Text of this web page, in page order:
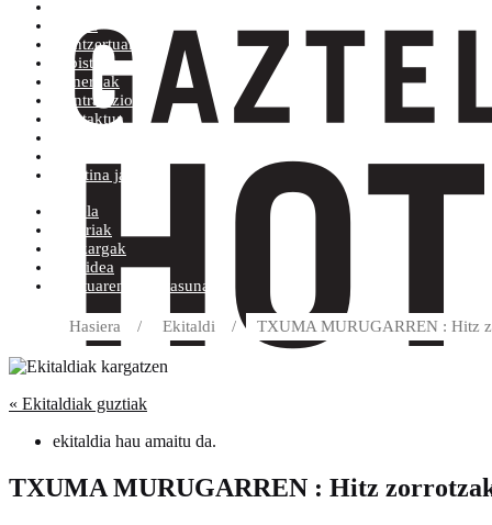
Kontzertuak
Albisteak
Generoak
Kontratazioa
Kontaktua
Boletina jaso
Arbela
Eskariak
Deskargak
Helbidea
Kontuaren Xehetasunak
Hasiera / Ekitaldi / TXUMA MURUGARREN : Hitz
« Ekitaldiak guztiak
ekitaldia hau amaitu da.
TXUMA MURUGARREN : Hitz